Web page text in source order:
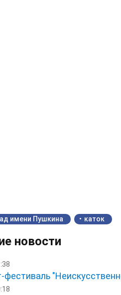
имени Пушкина каток
новости
фестиваль